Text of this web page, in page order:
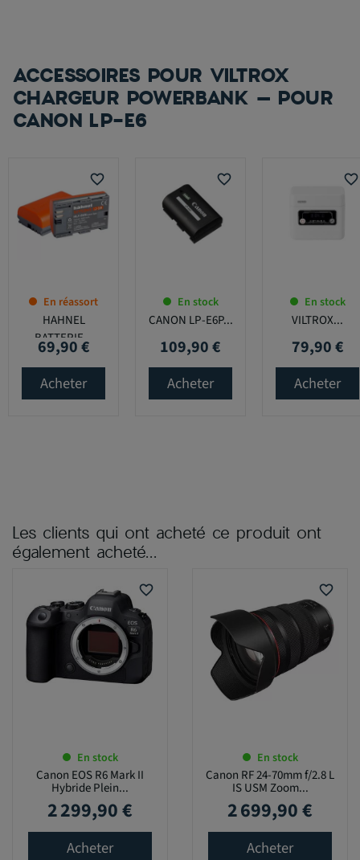
ACCESSOIRES POUR VILTROX
CHARGEUR POWERBANK – POUR
CANON LP-E6
favorite_border
En réassort
HAHNEL
BATTERIE...
Prix
69,90 €
Acheter
favorite_border
En stock
CANON LP-E6P...
Prix
109,90 €
Acheter
favorite_border
En stock
VILTROX...
Prix
79,90 €
Acheter
Les clients qui ont acheté ce produit ont
également acheté...
favorite_border
En stock
Canon EOS R6 Mark II
Hybride Plein...
Prix
2 299,90 €
Acheter
favorite_border
En stock
Canon RF 24-70mm f/2.8 L
IS USM Zoom...
Prix
2 699,90 €
Acheter